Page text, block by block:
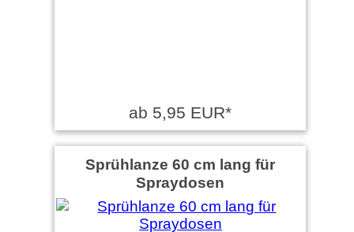
ab 5,95 EUR*
Sprühlanze 60 cm lang für
Spraydosen